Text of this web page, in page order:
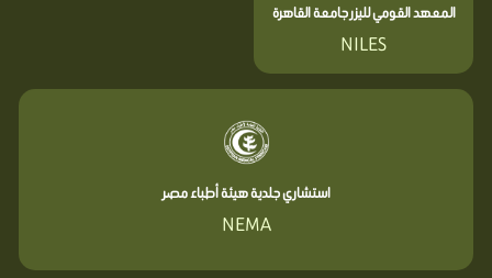
المعهد القومي لليزر جامعة القاهرة
NILES
استشاري جلدية هيئة أطباء مصر
NEMA